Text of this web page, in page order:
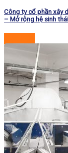
Công ty cổ phần xây
– Mở rộng hệ sinh